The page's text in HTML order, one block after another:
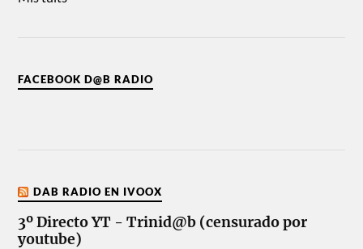
FACEBOOK D@B RADIO
DAB RADIO EN IVOOX
3º Directo YT - Trinid@b (censurado por
youtube)